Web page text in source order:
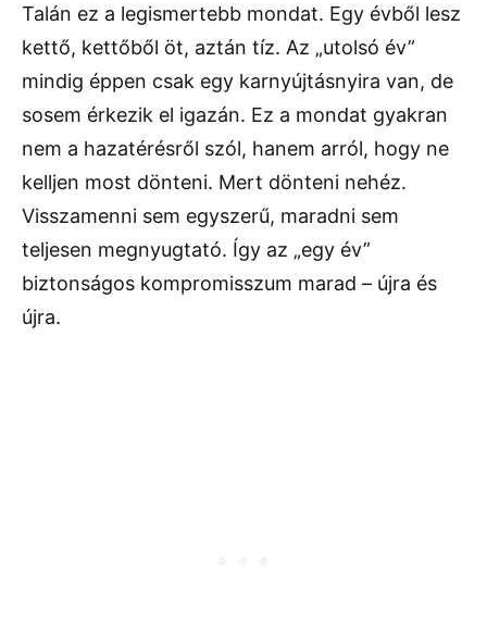
Talán ez a legismertebb mondat. Egy évből lesz
kettő, kettőből öt, aztán tíz. Az „utolsó év”
mindig éppen csak egy karnyújtásnyira van, de
sosem érkezik el igazán. Ez a mondat gyakran
nem a hazatérésről szól, hanem arról, hogy ne
kelljen most dönteni. Mert dönteni nehéz.
Visszamenni sem egyszerű, maradni sem
teljesen megnyugtató. Így az „egy év”
biztonságos kompromisszum marad – újra és
újra.